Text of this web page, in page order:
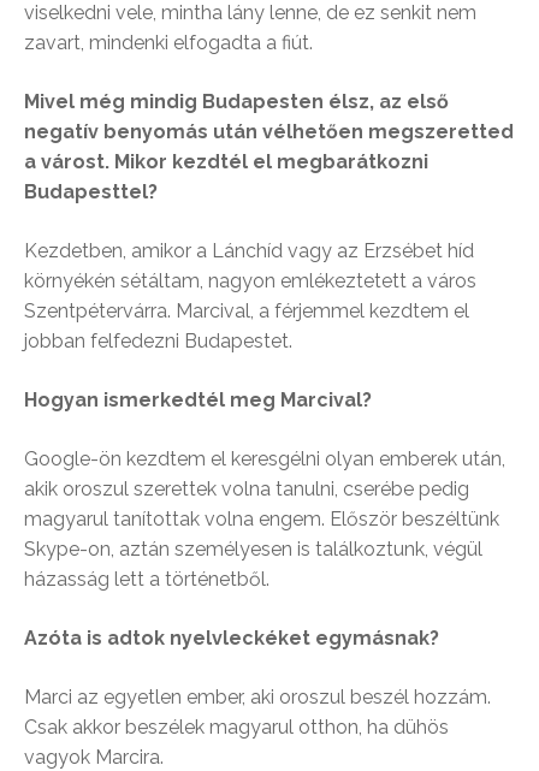
viselkedni vele, mintha lány lenne, de ez senkit nem
zavart, mindenki elfogadta a fiút.
Mivel még mindig Budapesten élsz, az első
negatív benyomás után vélhetően megszeretted
a várost. Mikor kezdtél el megbarátkozni
Budapesttel?
Kezdetben, amikor a Lánchíd vagy az Erzsébet híd
környékén sétáltam, nagyon emlékeztetett a város
Szentpétervárra. Marcival, a férjemmel kezdtem el
jobban felfedezni Budapestet.
Hogyan ismerkedtél meg Marcival?
Google-ön kezdtem el keresgélni olyan emberek után,
akik oroszul szerettek volna tanulni, cserébe pedig
magyarul tanítottak volna engem. Először beszéltünk
Skype-on, aztán személyesen is találkoztunk, végül
házasság lett a történetből.
Azóta is adtok nyelvleckéket egymásnak?
Marci az egyetlen ember, aki oroszul beszél hozzám.
Csak akkor beszélek magyarul otthon, ha dühös
vagyok Marcira.